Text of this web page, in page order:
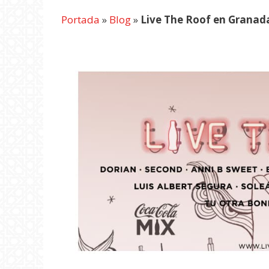
Portada » Blog» Live The Roof en